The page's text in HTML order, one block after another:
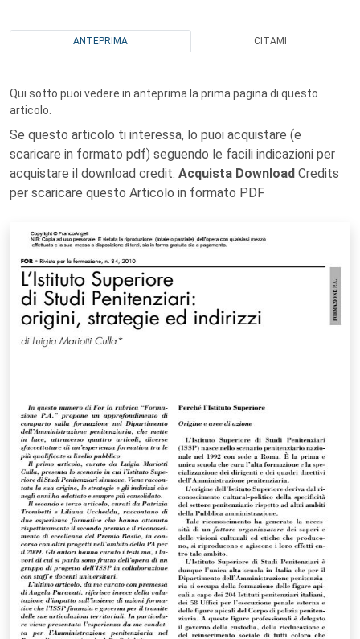
ANTEPRIMA CITAMI
Qui sotto puoi vedere in anteprima la prima pagina di questo
articolo.
Se questo articolo ti interessa, lo puoi acquistare (e
scaricare in formato pdf) seguendo le facili indicazioni per
acquistare il download credit. Acquista Download Credits
per scaricare questo Articolo in formato PDF